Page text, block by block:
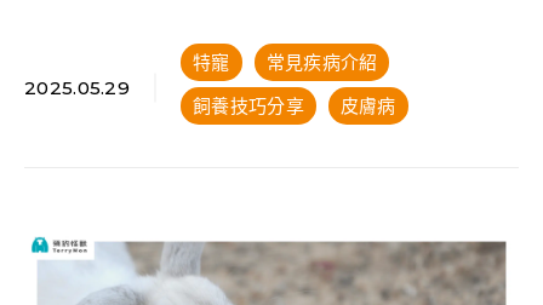
2025.05.29
特寵
常見疾病介紹
飼養技巧分享
皮膚病